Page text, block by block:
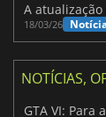
18/03/26
NOTÍCIAS,